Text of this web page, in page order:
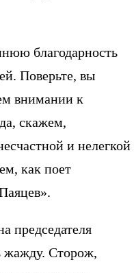
благодарность
Поверьте, вы
внимании к
скажем,
и нелегкой
как поет
председателя
жажду. Сторож,